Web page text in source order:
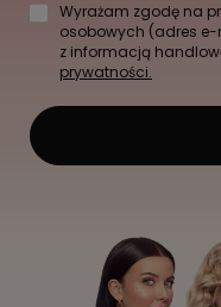
Wyrażam zgodę na
osobowych (adres e-
z informacją
prywatności.